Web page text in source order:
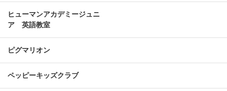
ヒューマンアカデミージュニ
ア 英語教室
ピグマリオン
ペッピーキッズクラブ